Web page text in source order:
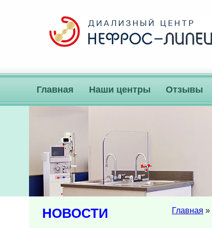
Главная Наши центры Отзывы
Главная »
НОВОСТИ